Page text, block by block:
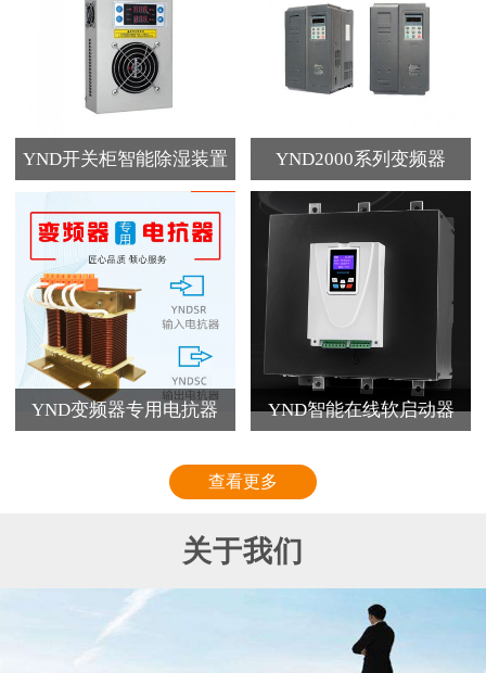
YND开关柜智能除湿装置 YND2000系列变频器
YND变频器专用电抗器 YND智能在线软启动器
查看更多
关于我们